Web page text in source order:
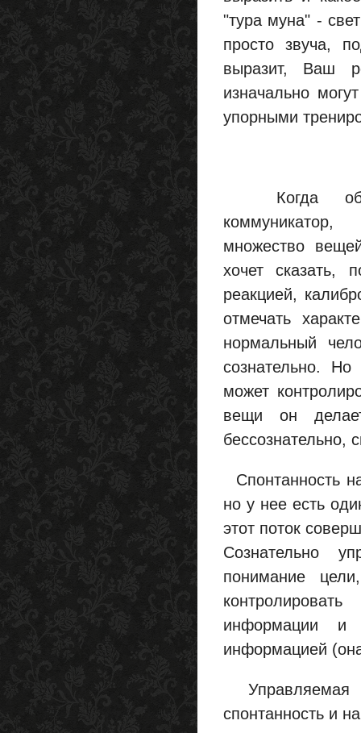
"тура муна" -
просто звуча,
выразит, Ваш
изначально
упорными
Когда
множество
хочет сказать,
реакцией,
отмечать
нормальный
сознательно.
может
вещи он
бессознательно,
Спонтанность
но у нее есть
этот поток
Сознательно
понимание
информации и
информацией
Управляемая
спонтанность и